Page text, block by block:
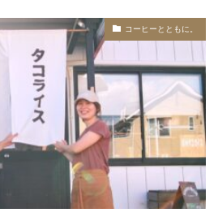
コーヒーとともに。